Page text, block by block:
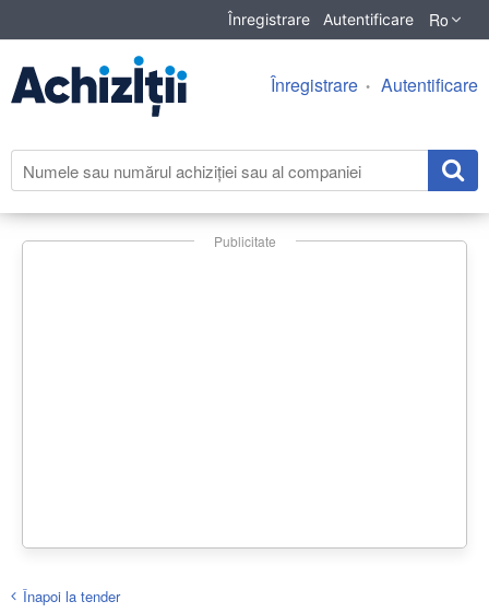
Înregistrare Autentificare Ro
Înregistrare Autentificare
Publicitate
Înapoi la tender